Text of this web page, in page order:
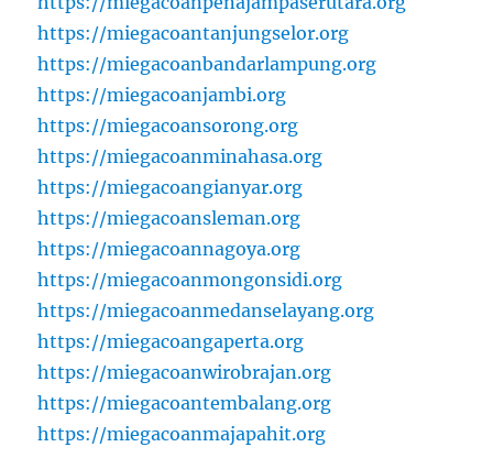
https://miegacoantanjungselor.org
https://miegacoanbandarlampung.org
https://miegacoanjambi.org
https://miegacoansorong.org
https://miegacoanminahasa.org
https://miegacoangianyar.org
https://miegacoansleman.org
https://miegacoannagoya.org
https://miegacoanmongonsidi.org
https://miegacoanmedanselayang.org
https://miegacoangaperta.org
https://miegacoanwirobrajan.org
https://miegacoantembalang.org
https://miegacoanmajapahit.org